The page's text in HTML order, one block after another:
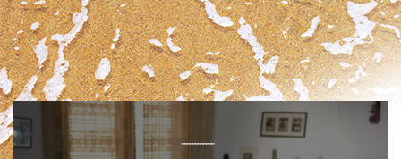
––––––––––––